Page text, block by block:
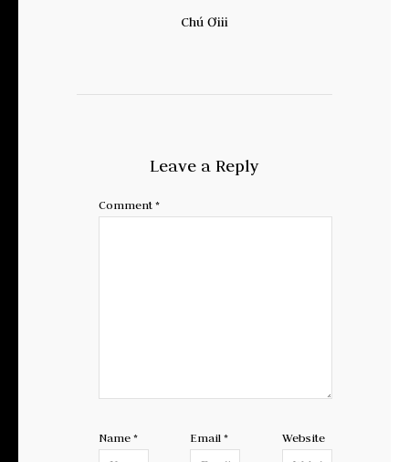
Chú Ơiii
Leave a Reply
Comment*
Name* Email* Website